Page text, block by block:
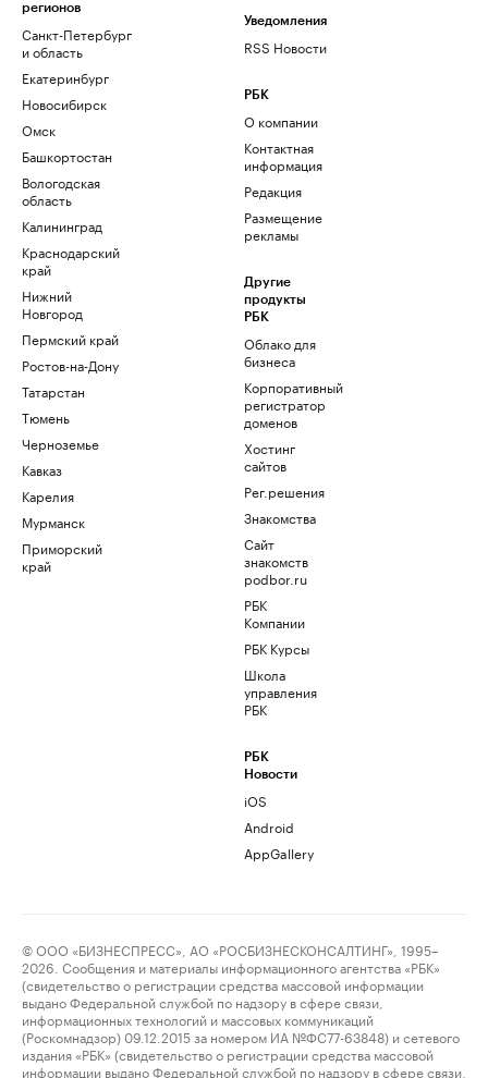
регионов
Санкт-Петербург
и область
Екатеринбург
Новосибирск
Омск
Башкортостан
Вологодская
область
Калининград
Краснодарский
край
Нижний
Новгород
Пермский край
Ростов-на-Дону
Татарстан
Тюмень
Черноземье
Кавказ
Карелия
Мурманск
Приморский
край
Уведомления
RSS Новости
РБК
О компании
Контактная
информация
Редакция
Размещение
рекламы
Другие
продукты
РБК
Облако для
бизнеса
Корпоративный
регистратор
доменов
Хостинг
сайтов
Рег.решения
Знакомства
Сайт
знакомств
podbor.ru
РБК
Компании
РБК Курсы
Школа
управления
РБК
РБК
Новости
iOS
Android
AppGallery
© ООО «БИЗНЕСПРЕСС», АО «РОСБИЗНЕСКОНСАЛТИНГ», 1995–
2026. Сообщения и материалы информационного агентства «РБК»
(свидетельство о регистрации средства массовой информации
выдано Федеральной службой по надзору в сфере связи,
информационных технологий и массовых коммуникаций
(Роскомнадзор) 09.12.2015 за номером ИА №ФС77-63848) и сетевого
издания «РБК» (свидетельство о регистрации средства массовой
информации выдано Федеральной службой по надзору в сфере связи,